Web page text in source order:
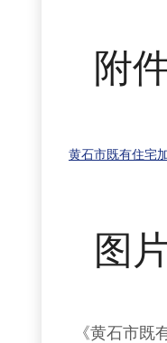
附
黄石市既有住宅
图
《黄石市既